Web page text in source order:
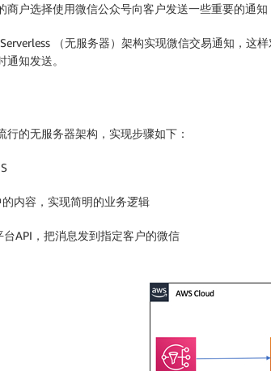
户选择使用微信公众号向客户发送一些重要的通
（无服务器）架构实现微信交易通知，这
知发送。
的无服务器架构，实现步骤如下：
内容，实现简明的业务逻辑
API，把消息发到指定客户的微信